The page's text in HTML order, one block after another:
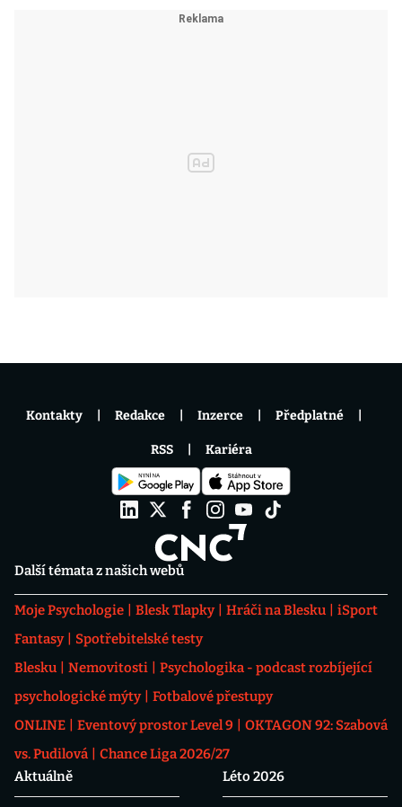
Další témata z našich webů
Moje Psychologie Blesk Tlapky Hráči na Blesku
iSport
Fantasy
Spotřebitelské testy
Blesku
Nemovitosti
Psychologika - podcast rozbíjející
psychologické mýty
Fotbalové přestupy
ONLINE
Eventový prostor Level 9
OKTAGON 92: Szabová
vs. Pudilová
Chance Liga 2026/27
Aktuálně
Léto 2026
Kontakty Redakce Inzerce Předplatné
RSS Kariéra